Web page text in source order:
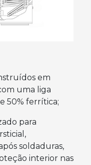
em
uma liga
50% ferrítica;
para
soldaduras,
interior nas